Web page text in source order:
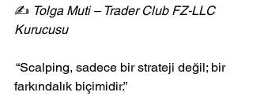
✍️ Tolga Muti – Trader Club FZ-LLC
Kurucusu
“Scalping, sadece bir strateji değil; bir
farkındalık biçimidir.”